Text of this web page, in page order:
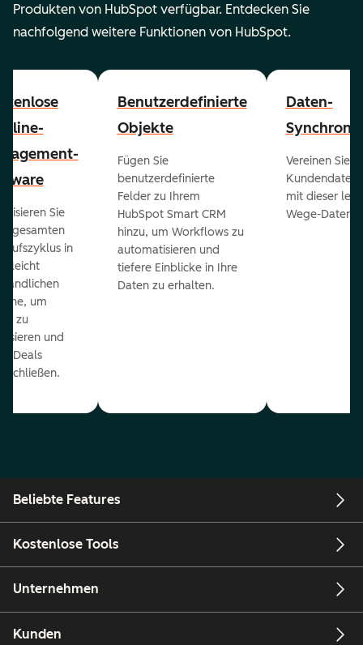
Produkten von HubSpot verfügbar. Entdecken Sie
nachfolgend weitere Funktionen von HubSpot.
Sie
gesamten
in
leicht
um
zu
und
Deals
Benutzerdefinierte
Objekte
Fügen Sie
benutzerdefinierte
Felder zu Ihrem
HubSpot Smart CRM
hinzu, um Workflows zu
automatisieren und
tiefere Einblicke in Ihre
Daten zu erhalten.
Daten-
Vereinen Sie
Kundendaten
mit dieser
Wege-Daten-
Beliebte Features
Kostenlose Tools
Unternehmen
Kunden